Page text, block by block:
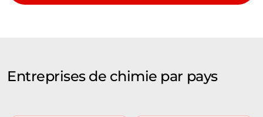
Entreprises de chimie par pays